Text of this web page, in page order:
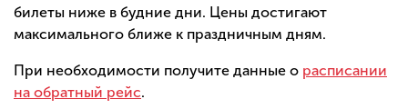
билеты ниже в будние дни. Цены достигают
максимального ближе к праздничным дням.
При необходимости получите данные о расписании
на обратный рейс.